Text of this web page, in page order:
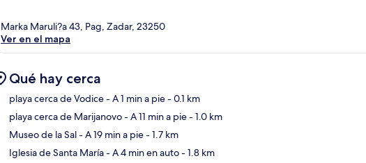
Marka Maruli?a 43, Pag, Zadar, 23250
Ver en el mapa
Qué hay cerca
playa cerca de Vodice- A 1 min a pie- 0.1 km
playa cerca de Marijanovo- A 11 min a pie- 1.0 km
Museo de la Sal- A 19 min a pie- 1.7 km
Iglesia de Santa María- A 4 min en auto- 1.8 km